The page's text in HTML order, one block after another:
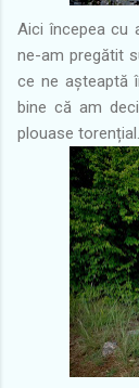
Aici începea cu
ne-am pregătit
ce ne așteaptă
bine că am
plouase torențial.